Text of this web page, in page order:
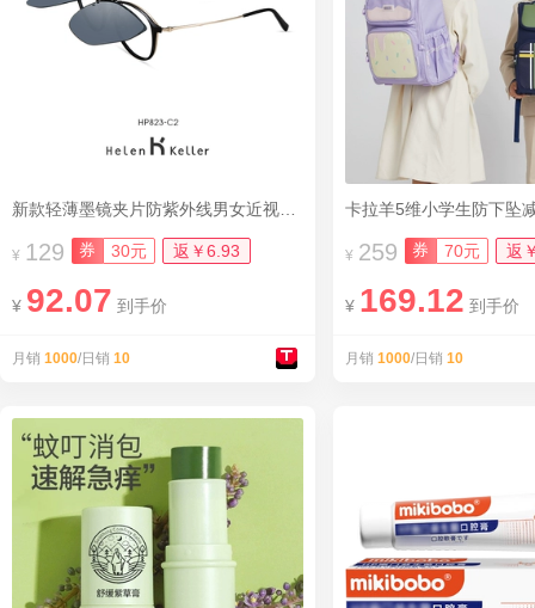
¥ 129 券 30元 返￥6.93
¥ 92.07 到手价
月销 1000/日销 10
卡拉羊5维小学生防下坠
¥ 259 券 70元 返
¥ 169.12 到手价
月销 1000/日销 10